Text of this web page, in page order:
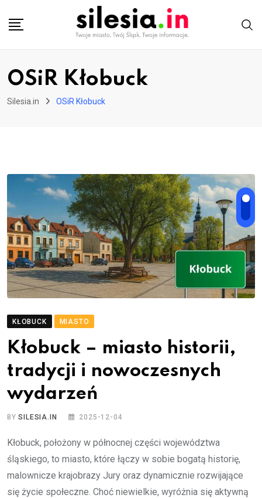
OSiR Kłobuck
Silesia.in OSiR Kłobuck
KŁOBUCK MIASTO
Kłobuck – miasto historii,
tradycji i nowoczesnych
wydarzeń
BYSILESIA.IN 2025-12-04
Kłobuck, położony w północnej części województwa
śląskiego, to miasto, które łączy w sobie bogatą historię,
malownicze krajobrazy Jury oraz dynamicznie rozwijające
się życie społeczne. Choć niewielkie, wyróżnia się aktywną